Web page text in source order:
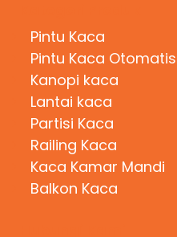
Pintu Kaca
Pintu Kaca Otomatis
Kanopi kaca
Lantai kaca
Partisi Kaca
Railing Kaca
Kaca Kamar Mandi
Balkon Kaca